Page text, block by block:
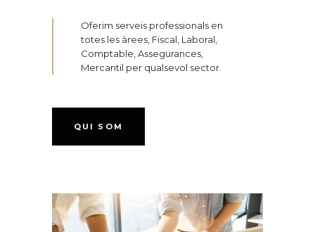
Oferim serveis professionals en
totes les àrees, Fiscal, Laboral,
Comptable, Assegurances,
Mercantil per qualsevol sector.
QUI SOM